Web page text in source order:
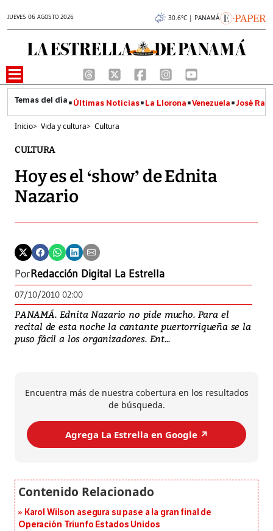
JUEVES 06 AGOSTO 2026 30.6°C | PANAMÁ
Últimas Noticias La Llorona Venezuela José
Inicio> Vida y cultura> Cultura
CULTURA
Hoy es el ‘show’ de Ednita
Nazario
PorRedacción Digital La Estrella
07/10/2010 02:00
PANAMÁ. Ednita Nazario no pide mucho. Para el
recital de esta noche la cantante puertorriqueña se la
puso fácil a los organizadores. Ent...
Encuentra más de nuestra cobertura en los resultados
de búsqueda.
Agrega La Estrella en Google ↗️
Karol Wilson asegura su pase a la gran final de
Operación Triunfo Estados Unidos